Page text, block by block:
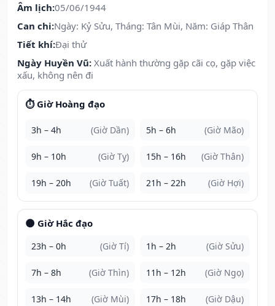
Âm lịch:05/06/1944
Can chi:Ngày: Kỷ Sửu, Tháng: Tân Mùi, Năm: Giáp Thân
Tiết khí:Đại thử
Ngày Huyền Vũ: Xuất hành thường gặp cãi cọ, gặp việc
xấu, không nên đi
⏱️ Giờ Hoàng đạo
3h – 4h (Giờ Dần) 5h – 6h (Giờ Mão)
9h – 10h (Giờ Tỵ) 15h – 16h (Giờ Thân)
19h – 20h (Giờ Tuất) 21h – 22h (Giờ Hợi)
🌑 Giờ Hắc đạo
23h – 0h (Giờ Tí) 1h – 2h (Giờ Sửu)
7h – 8h (Giờ Thìn) 11h – 12h (Giờ Ngọ)
13h – 14h (Giờ Mùi) 17h – 18h (Giờ Dậu)